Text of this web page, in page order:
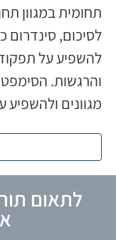
תחומית במגוון
להשפיע על
והרגשות.
מגוונים
לתאום